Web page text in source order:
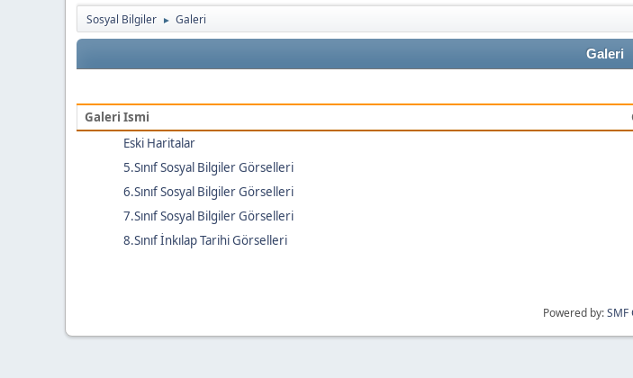
Sosyal Bilgiler ► Galeri
Galeri
Galeri Ismi
Eski Haritalar
5.Sınıf Sosyal Bilgiler Görselleri
6.Sınıf Sosyal Bilgiler Görselleri
7.Sınıf Sosyal Bilgiler Görselleri
8.Sınıf İnkılap Tarihi Görselleri
Powered by:SMF